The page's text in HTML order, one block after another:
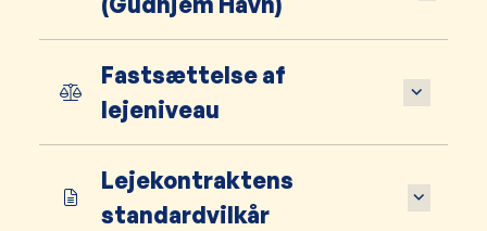
Fastsættelse af
lejeniveau
Lejekontraktens
standardvilkår